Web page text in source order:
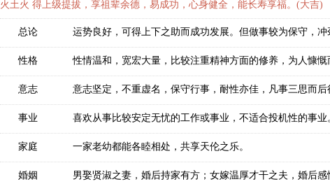
火土火 得上级提拔，享祖辈余德，易成功，心身健全，能长寿享福。(大吉)
总论 运势良好，可得上下之助而成功发展。但做事较为保守，
性格 性情温和，宽宏大量，比较注重精神方面的修养，为人慷慨
意志 意志坚定，不重虚名，保守行事，耐性亦佳，凡事三思而后
事业 喜欢从事比较安定无忧的工作或事业，不适合投机性的事业
家庭 一家老幼都能各睦相处，共享天伦之乐。
婚姻 男娶贤淑之妻，婚后持家有方；女嫁温厚才干之夫，婚后感